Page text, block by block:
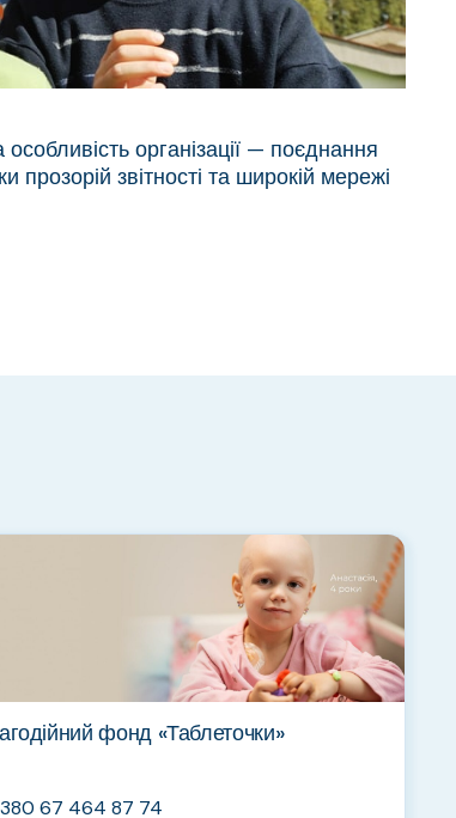
організації — поєднання
прозорій звітності та широкій мережі
фонд «Таблеточки»
67 464 87 74